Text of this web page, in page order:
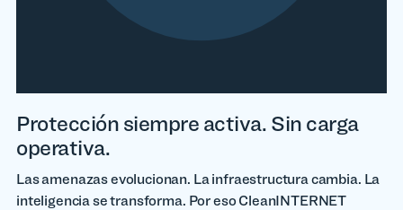
Protección siempre activa. Sin carga
operativa.
Las amenazas evolucionan. La infraestructura cambia. La
inteligencia se transforma. Por eso CleanINTERNET